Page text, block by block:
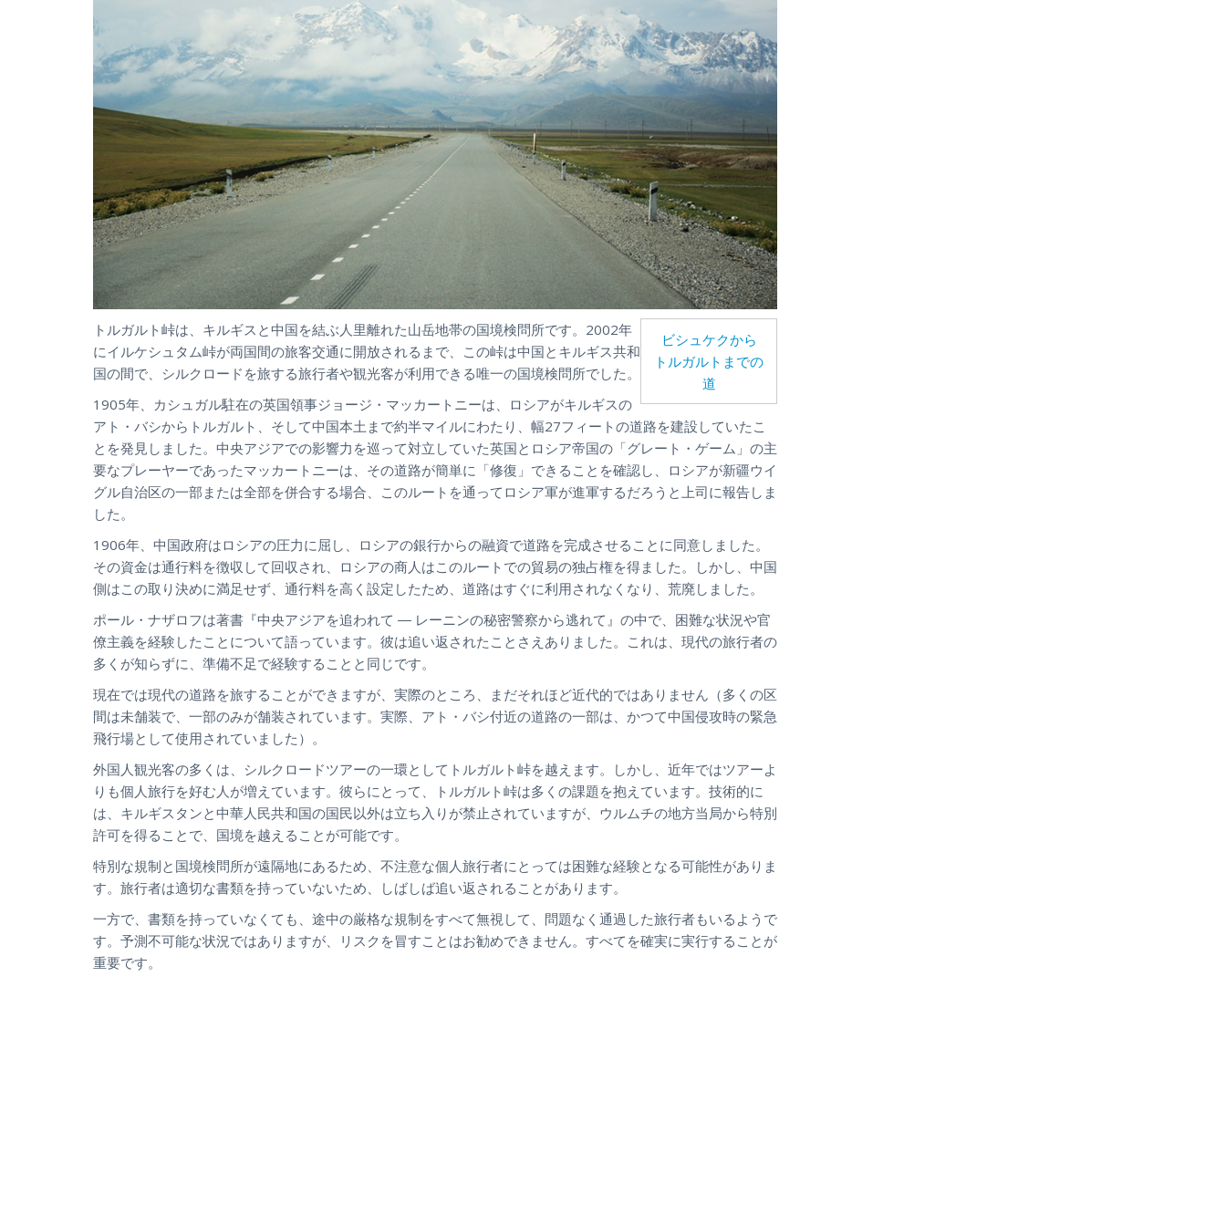
ビシュケクから
トルガルトまでの
道
トルガルト峠は、キルギスと中国を結ぶ人里離れた山岳地帯の国境検問所です。2002年
にイルケシュタム峠が両国間の旅客交通に開放されるまで、この峠は中国とキルギス共和
国の間で、シルクロードを旅する旅行者や観光客が利用できる唯一の国境検問所でした。
1905年、カシュガル駐在の英国領事ジョージ・マッカートニーは、ロシアがキルギスの
アト・バシからトルガルト、そして中国本土まで約半マイルにわたり、幅27フィートの道路を建設していたこ
とを発見しました。中央アジアでの影響力を巡って対立していた英国とロシア帝国の「グレート・ゲーム」の主
要なプレーヤーであったマッカートニーは、その道路が簡単に「修復」できることを確認し、ロシアが新疆ウイ
グル自治区の一部または全部を併合する場合、このルートを通ってロシア軍が進軍するだろうと上司に報告しま
した。
1906年、中国政府はロシアの圧力に屈し、ロシアの銀行からの融資で道路を完成させることに同意しました。
その資金は通行料を徴収して回収され、ロシアの商人はこのルートでの貿易の独占権を得ました。しかし、中国
側はこの取り決めに満足せず、通行料を高く設定したため、道路はすぐに利用されなくなり、荒廃しました。
ポール・ナザロフは著書『中央アジアを追われて ― レーニンの秘密警察から逃れて』の中で、困難な状況や官
僚主義を経験したことについて語っています。彼は追い返されたことさえありました。これは、現代の旅行者の
多くが知らずに、準備不足で経験することと同じです。
現在では現代の道路を旅することができますが、実際のところ、まだそれほど近代的ではありません（多くの区
間は未舗装で、一部のみが舗装されています。実際、アト・バシ付近の道路の一部は、かつて中国侵攻時の緊急
飛行場として使用されていました）。
外国人観光客の多くは、シルクロードツアーの一環としてトルガルト峠を越えます。しかし、近年ではツアーよ
りも個人旅行を好む人が増えています。彼らにとって、トルガルト峠は多くの課題を抱えています。技術的に
は、キルギスタンと中華人民共和国の国民以外は立ち入りが禁止されていますが、ウルムチの地方当局から特別
許可を得ることで、国境を越えることが可能です。
特別な規制と国境検問所が遠隔地にあるため、不注意な個人旅行者にとっては困難な経験となる可能性がありま
す。旅行者は適切な書類を持っていないため、しばしば追い返されることがあります。
一方で、書類を持っていなくても、途中の厳格な規制をすべて無視して、問題なく通過した旅行者もいるようで
す。予測不可能な状況ではありますが、リスクを冒すことはお勧めできません。すべてを確実に実行することが
重要です。